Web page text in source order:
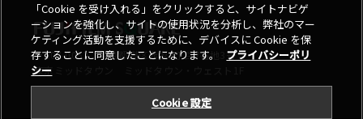
〒107-0052 東京都港区赤坂9丁目7番地3号
東京ミッドタウン ミッドタウン・ウェスト1F
「Cookie を受け入れる」をクリックすると、サイトナビゲ
ーションを強化し、サイトの使用状況を分析し、弊社のマー
ケティング活動を支援するために、デバイスに Cookie を保
存することに同意したことになります。
プライバシーポリ
シー
Cookie 設定